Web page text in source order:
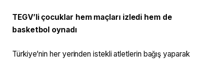
TEGV’li çocuklar hem maçları izledi hem de
basketbol oynadı
Türkiye’nin her yerinden istekli atletlerin bağış yaparak